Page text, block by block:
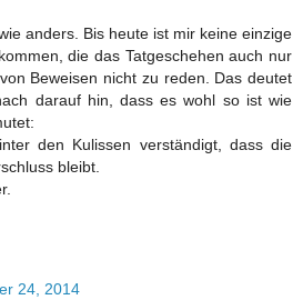
anders. Bis heute ist mir keine einzige
die das Tatgeschehen auch nur
Beweisen nicht zu reden. Das deutet
darauf hin, dass es wohl so ist wie
den Kulissen verständigt, dass die
bleibt.
24, 2014